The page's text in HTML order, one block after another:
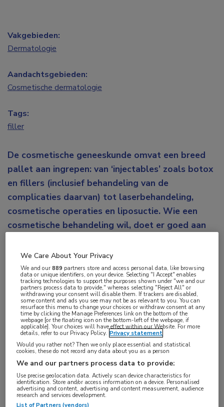
De cosmetische geneeskunde omvat een breed
pallet aan ingrepen: van ‘injectables’ zoals botox
en fillers (inclusief behandeling van de
complicaties daarvan) tot laserbehandeling,
cosmetische operaties en liposuctie. Wie een
cosmetische behandeling wil, doet er goed aan
kiezen. Maar dat valt nog niet mee, vertelt
dermatoloog Petra Dikrama.
Het is voor de gemiddelde consument lastig om te
beoordelen of een arts bevoegd en bekwaam is om
een gewenste cosmetische behandeling uit te
voeren. Zoeken op internet kan leiden naar
verschillende artsen die op dit gebied werkzaam zijn:
van basisartsen en tandartsen tot dermatologen en
plastisch chirurgen. De functie ‘cosmetisch arts’ is
geen beschermde titel, laat Dikrama weten. “Sinds 1
juli 2019 is de cosmetische geneeskunde wel een
Vakgebieden:
Dermatologie
Aandachtsgebieden:
Cosmetische dermatologie
Tags:
filler
We Care About Your Privacy
We and our889 partners store and access personal data, like browsing
data or unique identifiers, on your device. Selecting "I Accept" enables
tracking technologies to support the purposes shown under "we and our
partners process data to provide," whereas selecting "Reject All" or
withdrawing your consent will disable them. If trackers are disabled,
some content and ads you see may not be as relevant to you. You can
resurface this menu to change your choices or withdraw consent at any
time by clicking the Manage Preferences link on the bottom of the
webpage [or the floating icon on the bottom-left of the webpage, if
applicable]. Your choices will have effect within our Website. For more
details, refer to our Privacy Policy. Privacy statement
Would you rather not? Then we only place essential and statistical
cookies, these do not record any data about you as a person
We and our partners process data to provide:
Use precise geolocation data. Actively scan device characteristics for
identification. Store and/or access information on a device. Personalised
advertising and content, advertising and content measurement, audience
research and services development.
List of Partners (vendors)